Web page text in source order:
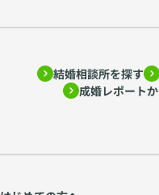
結婚相談所を探す
成婚レポート